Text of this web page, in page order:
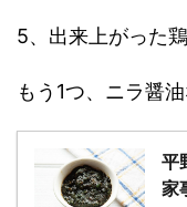
5、出来上がった
もう1つ、ニラ醤
平
家